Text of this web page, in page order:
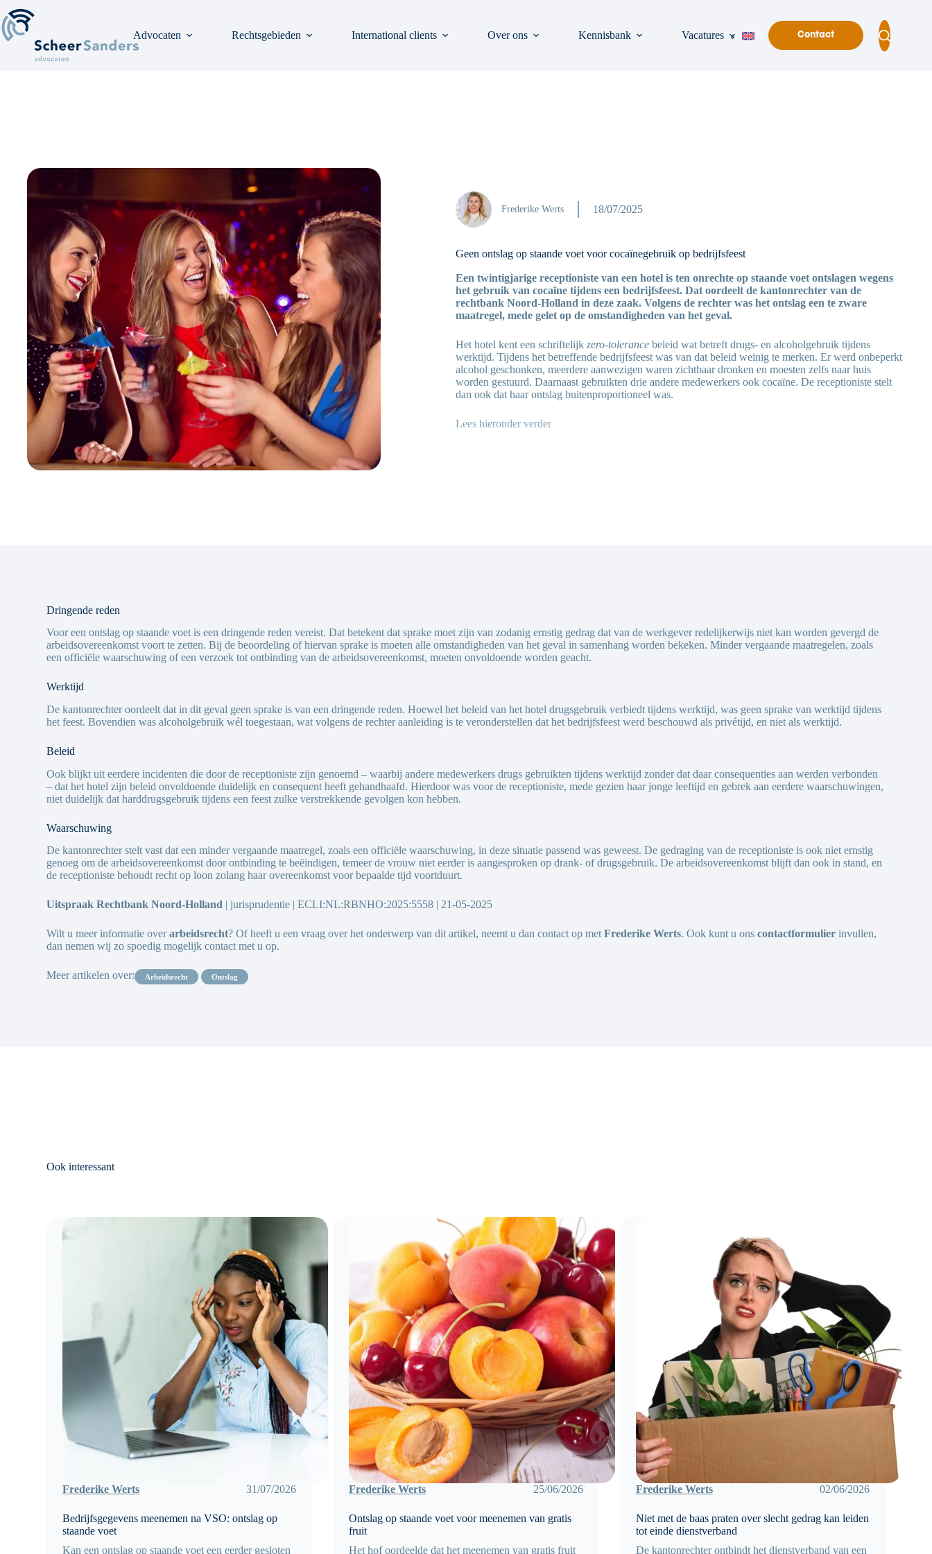
naar
de
inhoud
Advocaten Rechtsgebieden International clients Over ons Kennisbank Vacatures Contact
Frederike Werts 18/07/2025
Geen ontslag op staande voet voor cocaïnegebruik op bedrijfsfeest
Een twintigjarige receptioniste van een hotel is ten onrechte op staande voet ontslagen wegens
het gebruik van cocaïne tijdens een bedrijfsfeest. Dat oordeelt de kantonrechter van de
rechtbank Noord-Holland in deze zaak. Volgens de rechter was het ontslag een te zware
maatregel, mede gelet op de omstandigheden van het geval.
Het hotel kent een schriftelijkzero-tolerance beleid wat betreft drugs- en alcoholgebruik tijdens
werktijd. Tijdens het betreffende bedrijfsfeest was van dat beleid weinig te merken. Er werd onbeperkt
alcohol geschonken, meerdere aanwezigen waren zichtbaar dronken en moesten zelfs naar huis
worden gestuurd. Daarnaast gebruikten drie andere medewerkers ook cocaïne. De receptioniste stelt
dan ook dat haar ontslag buitenproportioneel was.
Lees hieronder verder
Dringende reden
Voor een ontslag op staande voet is een dringende reden vereist. Dat betekent dat sprake moet zijn van zodanig ernstig gedrag dat van de werkgever redelijkerwijs niet kan worden gevergd de
arbeidsovereenkomst voort te zetten. Bij de beoordeling of hiervan sprake is moeten alle omstandigheden van het geval in samenhang worden bekeken. Minder vergaande maatregelen, zoals
een officiële waarschuwing of een verzoek tot ontbinding van de arbeidsovereenkomst, moeten onvoldoende worden geacht.
Werktijd
De kantonrechter oordeelt dat in dit geval geen sprake is van een dringende reden. Hoewel het beleid van het hotel drugsgebruik verbiedt tijdens werktijd, was geen sprake van werktijd tijdens
het feest. Bovendien was alcoholgebruik wél toegestaan, wat volgens de rechter aanleiding is te veronderstellen dat het bedrijfsfeest werd beschouwd als privétijd, en niet als werktijd.
Beleid
Ook blijkt uit eerdere incidenten die door de receptioniste zijn genoemd – waarbij andere medewerkers drugs gebruikten tijdens werktijd zonder dat daar consequenties aan werden verbonden
– dat het hotel zijn beleid onvoldoende duidelijk en consequent heeft gehandhaafd. Hierdoor was voor de receptioniste, mede gezien haar jonge leeftijd en gebrek aan eerdere waarschuwingen,
niet duidelijk dat harddrugsgebruik tijdens een feest zulke verstrekkende gevolgen kon hebben.
Waarschuwing
De kantonrechter stelt vast dat een minder vergaande maatregel, zoals een officiële waarschuwing, in deze situatie passend was geweest. De gedraging van de receptioniste is ook niet ernstig
genoeg om de arbeidsovereenkomst door ontbinding te beëindigen, temeer de vrouw niet eerder is aangesproken op drank- of drugsgebruik. De arbeidsovereenkomst blijft dan ook in stand, en
de receptioniste behoudt recht op loon zolang haar overeenkomst voor bepaalde tijd voortduurt.
Uitspraak Rechtbank Noord-Holland | jurisprudentie | ECLI:NL:RBNHO:2025:5558 | 21-05-2025
Wilt u meer informatie overarbeidsrecht? Of heeft u een vraag over het onderwerp van dit artikel, neemt u dan contact op metFrederike Werts. Ook kunt u onscontactformulier invullen,
dan nemen wij zo spoedig mogelijk contact met u op.
Meer artikelen over: arbeidsrecht ontslag
Ook interessant
Frederike Werts 31/07/2026
Bedrijfsgegevens meenemen na VSO: ontslag op
staande voet
Kan een ontslag op staande voet een eerder gesloten
Frederike Werts 25/06/2026
Ontslag op staande voet voor meenemen van gratis
fruit
Het hof oordeelde dat het meenemen van gratis fruit
Frederike Werts 02/06/2026
Niet met de baas praten over slecht gedrag kan leiden
tot einde dienstverband
De kantonrechter ontbindt het dienstverband van een